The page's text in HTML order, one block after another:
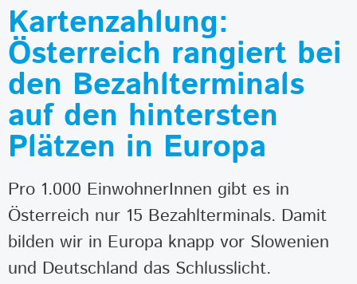
Kartenzahlung:
Österreich rangiert bei
den Bezahlterminals
auf den hintersten
Plätzen in Europa
Pro 1.000 EinwohnerInnen gibt es in
Österreich nur 15 Bezahlterminals. Damit
bilden wir in Europa knapp vor Slowenien
und Deutschland das Schlusslicht.